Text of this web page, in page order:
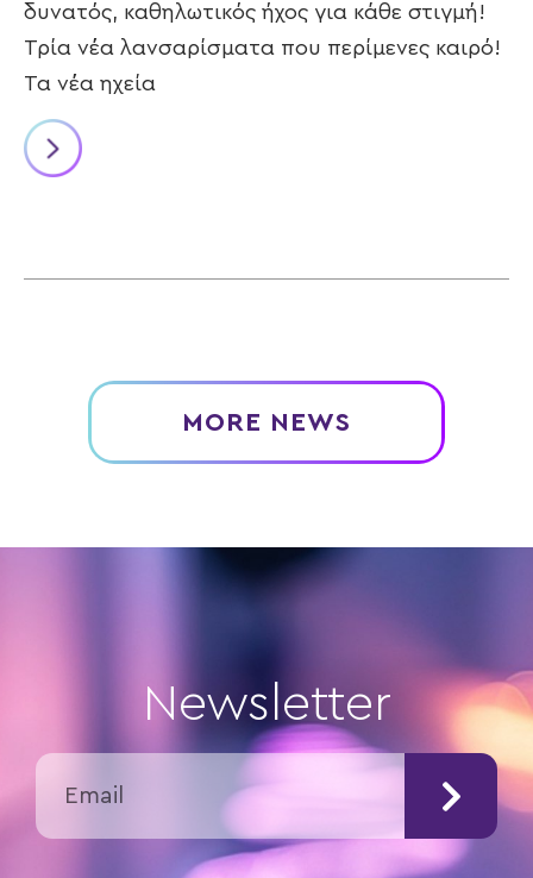
δυνατός, καθηλωτικός ήχος για κάθε στιγμή!
Τρία νέα λανσαρίσματα που περίμενες καιρό!
Τα νέα ηχεία
MORE NEWS
Newsletter